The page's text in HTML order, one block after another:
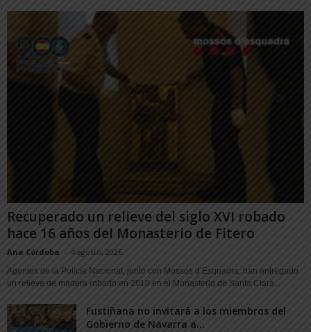
Recuperado un relieve del siglo XVI robado
hace 16 años del Monasterio de Fitero
Ana Córdoba - 4 agosto, 2026
Agentes de la Policía Nacional, junto con Mossos d’Esquadra, han entregado
un relieve de madera robado en 2010 en el Monasterio de Santa Clara...
Fustiñana no invitará a los miembros del
Gobierno de Navarra a...